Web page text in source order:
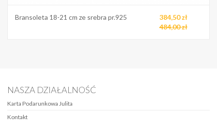
Bransoleta 18-21 cm ze srebra pr.925
384,50 zł
484,00 zł
NASZA DZIAŁALNOŚĆ
Karta Podarunkowa Julita
Kontakt